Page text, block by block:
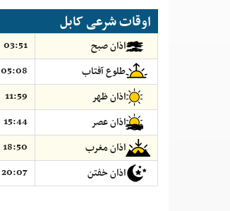
اوقات شرعی کابل
اذان صبح
03:51
طلوع آفتاب
05:08
اذان ظهر
11:59
اذان عصر
15:44
اذان مغرب
18:50
اذان خفتن
20:07